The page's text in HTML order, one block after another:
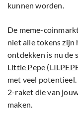
kunnen worden.
De meme-
niet alle tokens zijn
ontdekken is nu de
Little Pepe
met veel
2-raket die van
maken.